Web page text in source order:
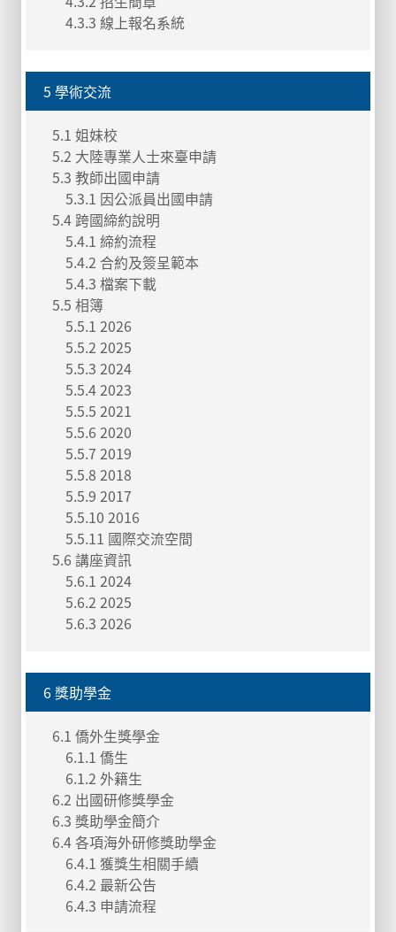
4.3.3 線上報名系統
5 學術交流
5.1 姐妹校
5.2 大陸專業人士來臺申請
5.3 教師出國申請
5.3.1 因公派員出國申請
5.4 跨國締約說明
5.4.1 締約流程
5.4.2 合約及簽呈範本
5.4.3 檔案下載
5.5 相簿
5.5.1 2026
5.5.2 2025
5.5.3 2024
5.5.4 2023
5.5.5 2021
5.5.6 2020
5.5.7 2019
5.5.8 2018
5.5.9 2017
5.5.10 2016
5.5.11 國際交流空間
5.6 講座資訊
5.6.1 2024
5.6.2 2025
5.6.3 2026
6 獎助學金
6.1 僑外生獎學金
6.1.1 僑生
6.1.2 外籍生
6.2 出國研修獎學金
6.3 獎助學金簡介
6.4 各項海外研修獎助學金
6.4.1 獲獎生相關手續
6.4.2 最新公告
6.4.3 申請流程